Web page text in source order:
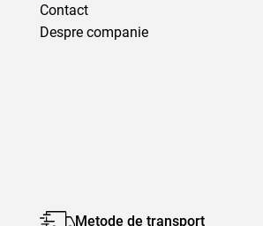
Contact
Despre companie
Metode de transport